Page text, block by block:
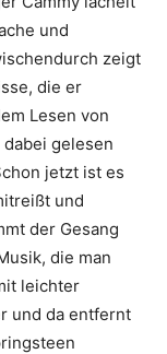
und
zeigt
die er
Lesen von
gelesen
jetzt ist es
und
der Gesang
die man
leichter
und da entfernt